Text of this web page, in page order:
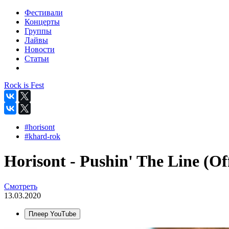
Фестивали
Концерты
Группы
Лайвы
Новости
Статьи
Rock is Fest
#horisont
#khard-rok
Horisont - Pushin' The Line
Смотреть
13.03.2020
Плеер YouTube